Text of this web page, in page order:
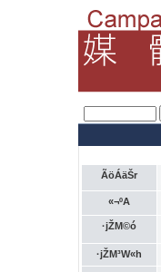
ÃöÁäŠr
«¬ºA
·jŽM©ó
·jŽM³W«h